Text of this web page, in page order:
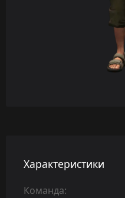
Характеристики
Команда: